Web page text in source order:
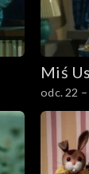
Miś
odc. 22